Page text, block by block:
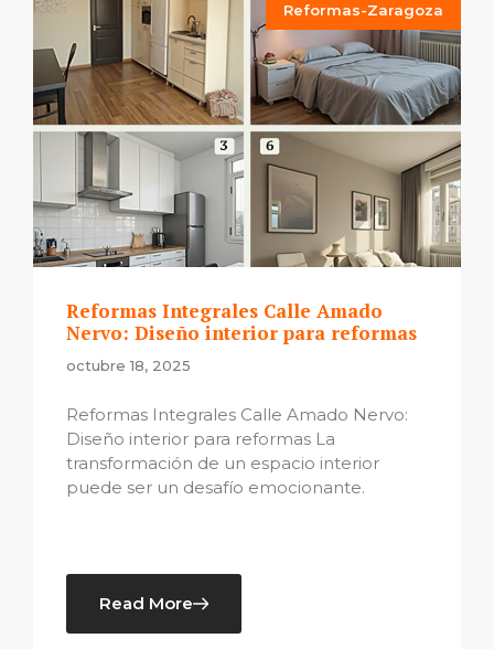
Reformas-Zaragoza
Reformas Integrales Calle Amado
Nervo: Diseño interior para reformas
octubre 18, 2025
Reformas Integrales Calle Amado Nervo:
Diseño interior para reformas La
transformación de un espacio interior
puede ser un desafío emocionante.
Read More